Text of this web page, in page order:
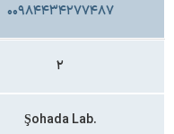
۰۰۹۸۴۴۳۴۲۷۷۴۸۷
۲
Şohada Lab.